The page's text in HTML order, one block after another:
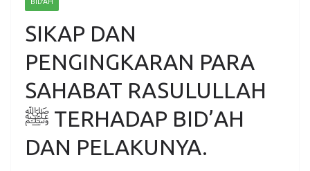
BID'AH
SIKAP DAN
PENGINGKARAN PARA
SAHABAT RASULULLAH
ﷺ TERHADAP BID’AH
DAN PELAKUNYA.